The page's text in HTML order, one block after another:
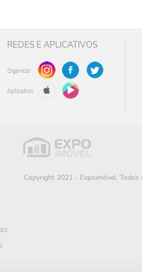
REDES E APLICATIVOS
Siga-nos
Aplicativo
Copyright 2021 - Expoimóvel. Todos